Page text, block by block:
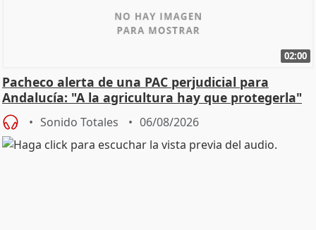
02:00
Pacheco alerta de una PAC perjudicial para
Andalucía: "A la agricultura hay que protegerla"
Sonido Totales 06/08/2026